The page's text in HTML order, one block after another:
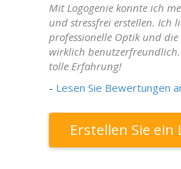
Mit Logogenie konnte ich
und stressfrei erstellen. Ich
professionelle Optik und die
wirklich benutzerfreundlich.
tolle Erfahrung!
- Lesen Sie Bewertungen
Erstellen Sie ein